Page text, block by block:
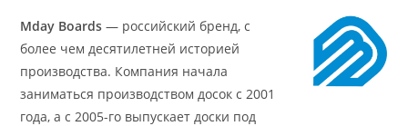
Mday Boards — российский бренд, с
более чем десятилетней историей
производства. Компания начала
заниматься производством досок с 2001
года, а с 2005-го выпускает доски под